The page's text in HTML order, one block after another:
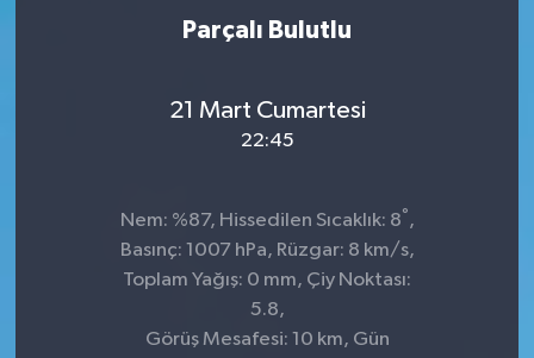
Parçalı Bulutlu
21 Mart Cumartesi
22:45
Nem: %87, Hissedilen Sıcaklık: 8° ,
Basınç: 1007 hPa, Rüzgar: 8 km/s,
Toplam Yağış: 0 mm, Çiy Noktası:
5.8,
Görüş Mesafesi: 10 km, Gün